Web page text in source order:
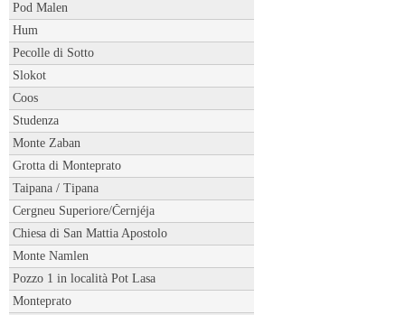
Pod Malen
Hum
Pecolle di Sotto
Slokot
Coos
Studenza
Monte Zaban
Grotta di Monteprato
Taipana / Tipana
Cergneu Superiore/Černjéja
Chiesa di San Mattia Apostolo
Monte Namlen
Pozzo 1 in località Pot Lasa
Monteprato